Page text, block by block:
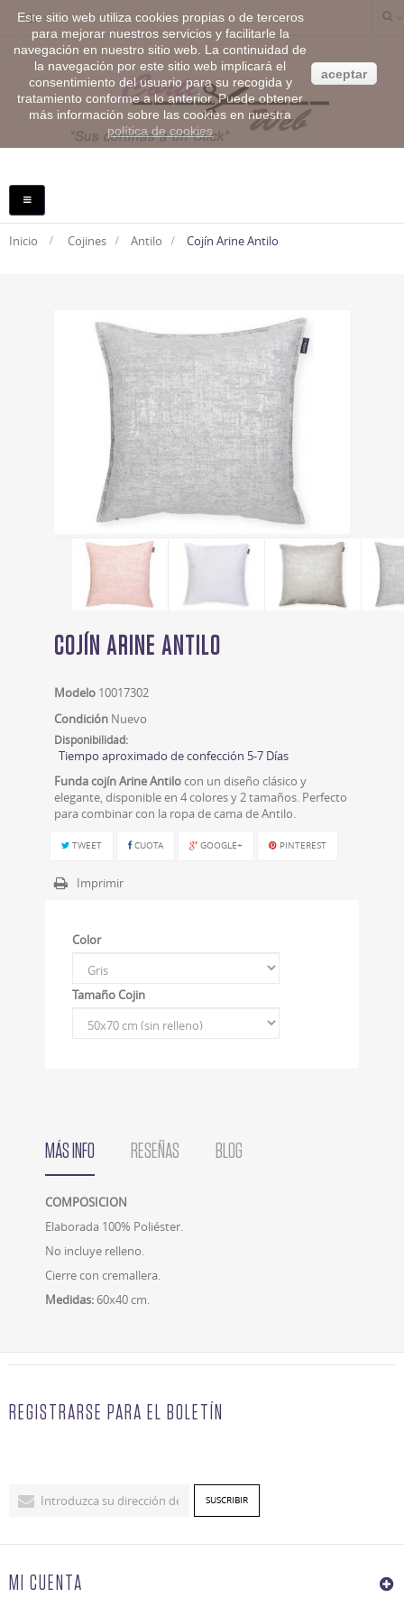
NAVEGACIÓN
TOGGLE
Inicio > Cojines > Antilo > Cojín Arine Antilo
COJÍN ARINE ANTILO
Modelo 10017302
Condición Nuevo
Disponibilidad:
Tiempo aproximado de confección 5-7 Días
Funda cojín Arine Antilocon un diseño clásico y
elegante, disponible en 4 colores y 2 tamaños. Perfecto
para combinar con la ropa de cama de Antilo.
TWEET CUOTA GOOGLE+ PINTEREST
Imprimir
Color
Tamaño Cojin
MÁS INFO RESEÑAS BLOG
COMPOSICION
Elaborada 100% Poliéster.
No incluye relleno.
Cierre con cremallera.
Medidas:60x40 cm.
REGISTRARSE PARA EL BOLETÍN
MI CUENTA
Este sitio web utiliza cookies propias o de terceros
para mejorar nuestros servicios y facilitarle la
navegación en nuestro sitio web. La continuidad de
la navegación por este sitio web implicará el
consentimiento del usuario para su recogida y
tratamiento conforme a lo anterior. Puede obtener
más información sobre las cookies en nuestra
política de cookies
aceptar